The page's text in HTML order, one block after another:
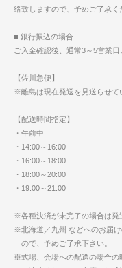
絡致しますので、予めご了承く
■ 銀行振込の場合
ご入金確認後、通常3～5営業日
【佐川急便】
※離島は現在発送を見送らせて
【配送時間指定】
・午前中
・14:00～16:00
・16:00～18:00
・18:00～20:00
・19:00～21:00
※各種決済が未完了の場合は発
※北海道／九州 などへのお届
ので、予めご了承下さい。
※式場、会場への配送の場合の